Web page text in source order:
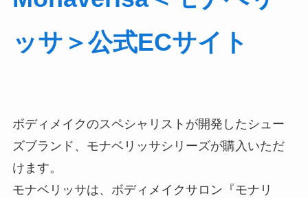
ッサ＞公式ECサイト
ボディメイクのスペシャリストが開発したシュー
ズブランド、モナベリッサシリーズが購入いただ
けます。
モナベリッサは、ボディメイクサロン『モナリ